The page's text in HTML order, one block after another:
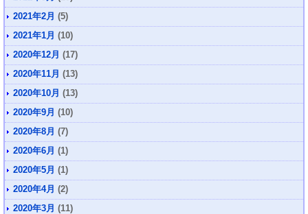
2021年2月 (5)
2021年1月 (10)
2020年12月 (17)
2020年11月 (13)
2020年10月 (13)
2020年9月 (10)
2020年8月 (7)
2020年6月 (1)
2020年5月 (1)
2020年4月 (2)
2020年3月 (11)